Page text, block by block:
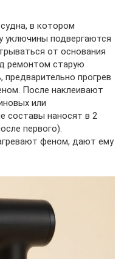
в котором
уключины подвергаются
от основания
ремонтом старую
прогрев
После наклеивают
или
составы наносят в 2
первого).
феном, дают ему